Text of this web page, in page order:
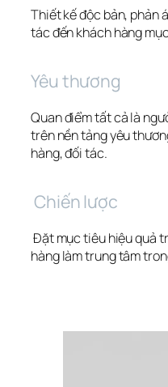
Thiết kế độc bản, phản
tác đến khách hàng
Yêu thương
Quan điểm tất cả là
trên nền tảng yêu
hàng, đối tác.
Chiến lược
hàng làm trung tâm